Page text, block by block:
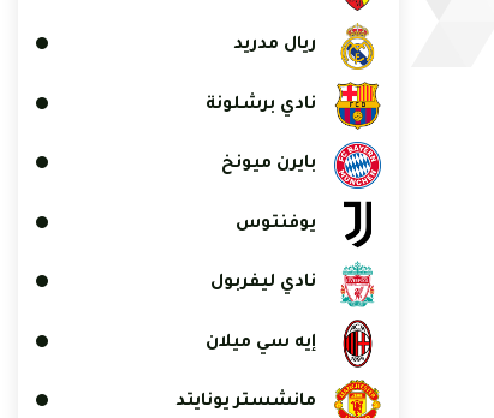
ريال مدريد
نادي برشلونة
بايرن ميونخ
يوفنتوس
نادي ليفربول
إيه سي ميلان
مانشستر يونايتد